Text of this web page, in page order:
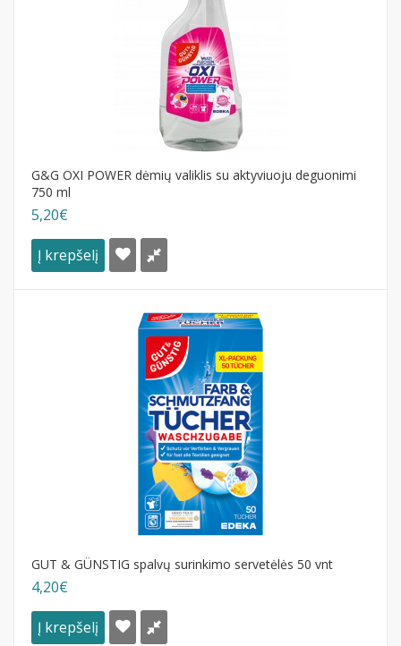
G&G OXI POWER dėmių valiklis su aktyviuoju deguonimi
750 ml
5,20€
Į krepšelį
GUT & GÜNSTIG spalvų surinkimo servetėlės 50 vnt
4,20€
Į krepšelį